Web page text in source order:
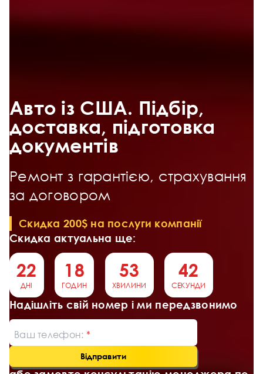
Авто із США. Підбір,
доставка, підготовка
документів
Ремонт з гарантією, страхування
за договором
Скидка 200$ на послуги компанії
Скидка актуальна ще:
22
ДНІ
18
ГОДИН
53
ХВИЛИНИ
42
СЕКУНДИ
Надішліть свій номер і ми передзвонимо
Ваш телефон:
Відправити